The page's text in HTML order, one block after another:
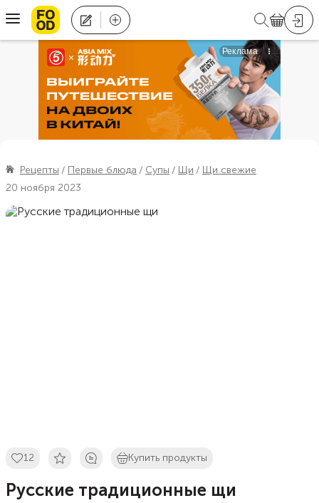
Рецепты Первые блюда Супы Щи
Щи свежие
20 ноября 2023
12 Купить продукты
Русские традиционные щи